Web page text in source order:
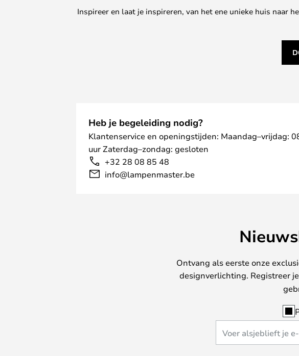
Inspireer en laat je inspireren, van het ene unieke huis naar
Heb je begeleiding nodig?
Klantenservice en openingstijden: Maandag–vrijdag:
uur Zaterdag–zondag: gesloten
+32 28 08 85 48
info@lampenmaster.be
Ontvang als eerste onze
designverlichting. Registreer